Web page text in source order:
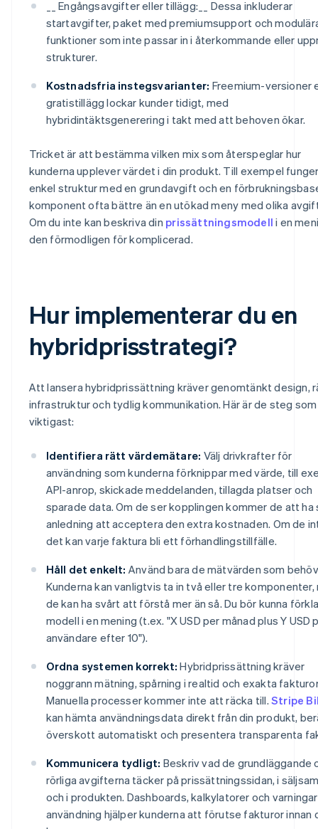
__ Engångsavgifter eller tillägg:__ Dessa inkluderar
startavgifter, paket med premiumsupport och
funktioner som inte passar in i återkommande eller
strukturer.
Kostnadsfria instegsvarianter: Freemium-versioner
gratistillägg lockar kunder tidigt, med
hybridintäktsgenerering i takt med att behoven ökar.
Tricket är att bestämma vilken mix som återspeglar hur
kunderna upplever värdet i din produkt. Till exempel
enkel struktur med en grundavgift och en
komponent ofta bättre än en utökad meny med olika
Om du inte kan beskriva din prissättningsmodell i en
den förmodligen för komplicerad.
Hur implementerar du en
hybridprisstrategi?
Att lansera hybridprissättning kräver genomtänkt design,
infrastruktur och tydlig kommunikation. Här är de steg som
viktigast:
Identifiera rätt värdemätare: Välj drivkrafter för
användning som kunderna förknippar med värde, till
API-anrop, skickade meddelanden, tillagda platser och
sparade data. Om de ser kopplingen kommer de att ha
anledning att acceptera den extra kostnaden. Om de
det kan varje faktura bli ett förhandlingstillfälle.
Håll det enkelt: Använd bara de mätvärden som
Kunderna kan vanligtvis ta in två eller tre komponenter,
de kan ha svårt att förstå mer än så. Du bör kunna
modell i en mening (t.ex. "X USD per månad plus Y USD
användare efter 10").
Ordna systemen korrekt: Hybridprissättning kräver
noggrann mätning, spårning i realtid och exakta
Manuella processer kommer inte att räcka till. Stripe
kan hämta användningsdata direkt från din produkt,
överskott automatiskt och presentera transparenta
Kommunicera tydligt: Beskriv vad de grundläggande
rörliga avgifterna täcker på prissättningssidan, i
och i produkten. Dashboards, kalkylatorer och
användning hjälper kunderna att förutse fakturor innan